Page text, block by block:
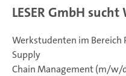
LESER GmbH
Werkstudenten im
Supply
Chain Management (m/w/